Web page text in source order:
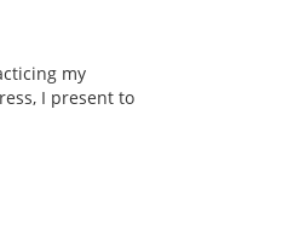
my
I present to